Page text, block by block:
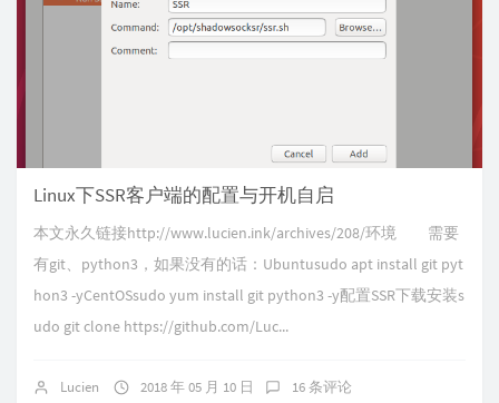
Linux下SSR客户端的配置与开机自启
本文永久链接http://www.lucien.ink/archives/208/环境 需要
有git、python3，如果没有的话：Ubuntusudo apt install git pyt
hon3 -yCentOSsudo yum install git python3 -y配置SSR下载安装s
udo git clone https://github.com/Luc...
Lucien 2018 年 05 月 10 日 16 条评论